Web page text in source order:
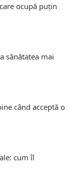
ocupă puțin
sănătatea mai
când acceptă o
cum îl